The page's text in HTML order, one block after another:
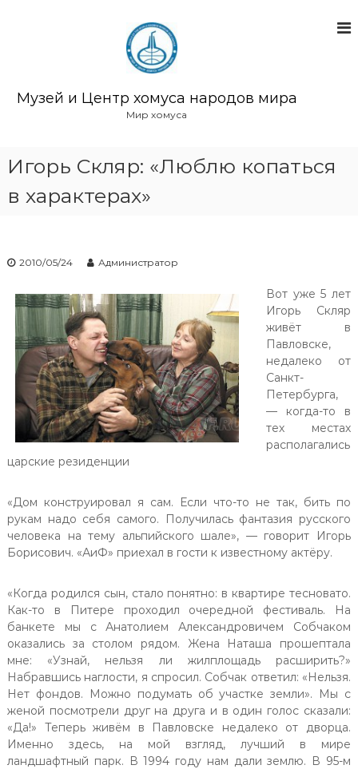
Музей и Центр хомуса народов мира
Мир хомуса
Игорь Скляр: «Люблю копаться
в характерах»
2010/05/24 Администратор
Вот уже 5 лет
Игорь Скляр
живёт в
Павловске,
недалеко от
Санкт-
Петербурга,
— когда-то в
тех местах
располагались
царские резиденции
«Дом конструировал я сам. Если что-то не так, бить по
рукам надо себя самого. Получилась фантазия русского
человека на тему альпийского шале», — говорит Игорь
Борисович. «АиФ» приехал в гости к известному актёру.
«Когда родился сын, стало понятно: в квартире тесновато.
Как-то в Питере проходил очередной фестиваль. На
банкете мы с Анатолием Александровичем Собчаком
оказались за столом рядом. Жена Наташа прошептала
мне: «Узнай, нельзя ли жилплощадь расширить?»
Набравшись наглости, я спросил. Собчак ответил: «Нельзя.
Нет фондов. Можно подумать об участке земли». Мы с
женой посмотрели друг на друга и в один голос сказали:
«Да!» Теперь живём в Павловске недалеко от дворца.
Именно здесь, на мой взгляд, лучший в мире
ландшафтный парк. В 1994 году нам дали землю. В 95-м